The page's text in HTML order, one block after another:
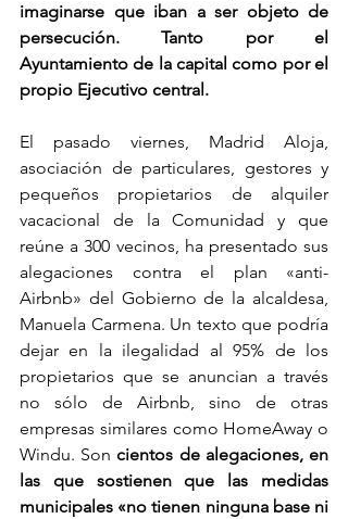
imaginarse que iban a ser objeto de
persecución. Tanto por el
Ayuntamiento de la capital como por el
propio Ejecutivo central.
El pasado viernes, Madrid Aloja,
asociación de particulares, gestores y
pequeños propietarios de alquiler
vacacional de la Comunidad y que
reúne a 300 vecinos, ha presentado sus
alegaciones contra el plan «anti-
Airbnb» del Gobierno de la alcaldesa,
Manuela Carmena. Un texto que podría
dejar en la ilegalidad al 95% de los
propietarios que se anuncian a través
no sólo de Airbnb, sino de otras
empresas similares como HomeAway o
Windu. Son cientos de alegaciones, en
las que sostienen que las medidas
municipales «no tienen ninguna base ni